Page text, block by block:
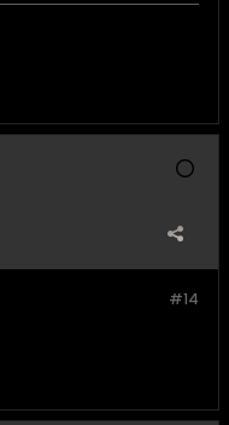
#14